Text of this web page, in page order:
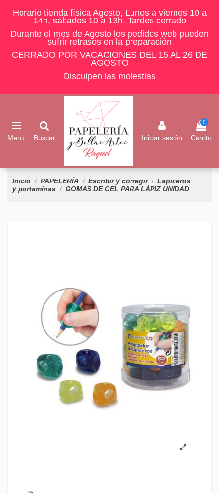
Horario tienda física Agosto, Lunes a viernes 10 a
14h, sábados 10 a 13h. Tardes cerrado
Durante el mes de Agosto los pedidos web pueden
sufrir retrasos en la preparación
CERRADO POR VACACIONES DEL 15 AL 26 DE
AGOSTO
Disculpen las molestias
Menu Buscar Iniciar sesión
0
Carrito
Inicio PAPELERÍA Escribir y corregir
Lapiceros
y portaminas
GOMAS DE GEL PARA LÁPIZ UNIDAD